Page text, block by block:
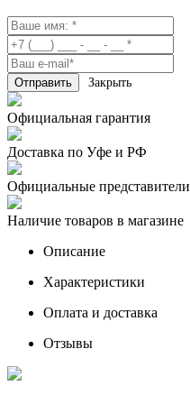
Закрыть
Официальная гарантия
Доставка по Уфе и РФ
Официальные представители
Наличие товаров в магазине
Описание
Характеристики
Оплата и доставка
Отзывы